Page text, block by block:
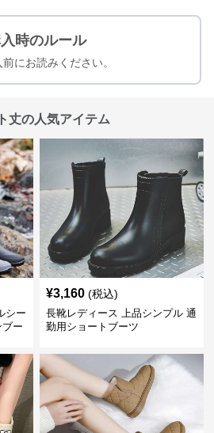
時のルール
にお読みください。
丈の人気アイテム
シー
ー
¥3,160 (税込)
長靴レディース 上品シンプル 通
勤用ショートブーツ